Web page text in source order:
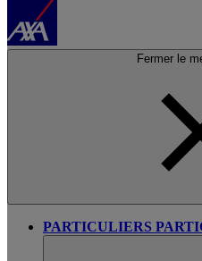
Fermer le
PARTICULIERS